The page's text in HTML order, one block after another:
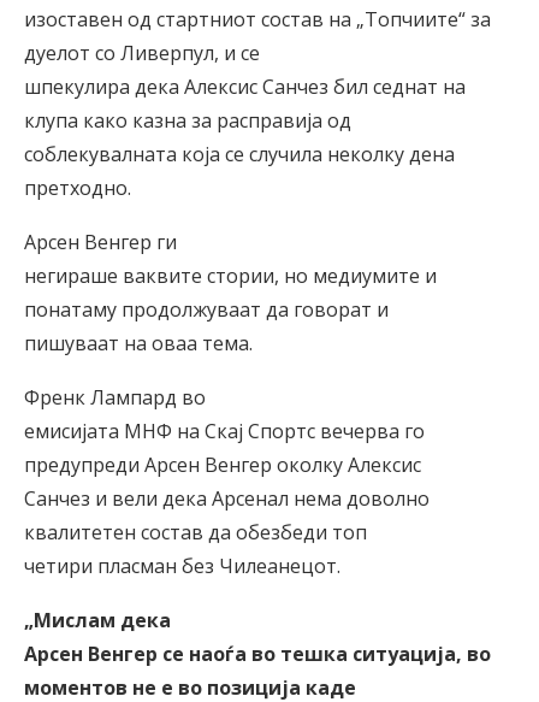
изоставен од стартниот состав на „Топчиите“ за
дуелот со Ливерпул, и се
шпекулира дека Алексис Санчез бил седнат на
клупа како казна за расправија од
соблекувалната која се случила неколку дена
претходно.
Арсен Венгер ги
негираше ваквите стории, но медиумите и
понатаму продолжуваат да говорат и
пишуваат на оваа тема.
Френк Лампард во
емисијата МНФ на Скај Спортс вечерва го
предупреди Арсен Венгер околку Алексис
Санчез и вели дека Арсенал нема доволно
квалитетен состав да обезбеди топ
четири пласман без Чилеанецот.
„Мислам дека
Арсен Венгер се наоѓа во тешка ситуација, во
моментов не е во позиција каде